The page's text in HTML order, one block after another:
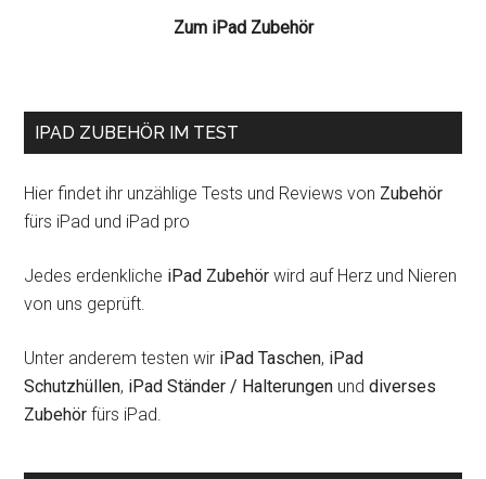
Zum iPad Zubehör
IPAD ZUBEHÖR IM TEST
Hier findet ihr unzählige Tests und Reviews von Zubehör
fürs iPad und iPad pro
Jedes erdenkliche iPad Zubehör wird auf Herz und Nieren
von uns geprüft.
Unter anderem testen wir iPad Taschen, iPad
Schutzhüllen, iPad Ständer / Halterungen unddiverses
Zubehör fürs iPad.